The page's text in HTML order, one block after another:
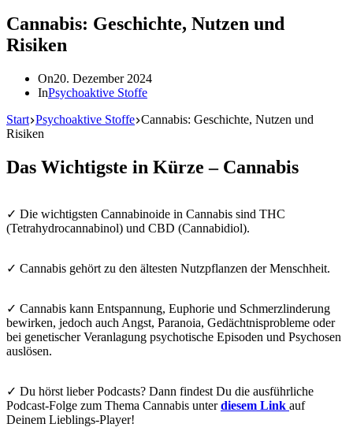
Cannabis: Geschichte, Nutzen und
Risiken
On20. Dezember 2024
InPsychoaktive Stoffe
Start Psychoaktive Stoffe Cannabis: Geschichte, Nutzen und
Risiken
Das Wichtigste in Kürze – Cannabis
✓ Die wichtigsten Cannabinoide in Cannabis sind THC
(Tetrahydrocannabinol) und CBD (Cannabidiol).
✓ Cannabis gehört zu den ältesten Nutzpflanzen der Menschheit.
✓ Cannabis kann Entspannung, Euphorie und Schmerzlinderung
bewirken, jedoch auch Angst, Paranoia, Gedächtnisprobleme oder
bei genetischer Veranlagung psychotische Episoden und Psychosen
auslösen.
✓ Du hörst lieber Podcasts? Dann findest Du die ausführliche
Podcast-Folge zum Thema Cannabis unterdiesem Link auf
Deinem Lieblings-Player!